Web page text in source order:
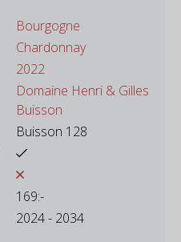
Bourgogne
Chardonnay
2022
Domaine Henri & Gilles
Buisson
Buisson 128
169:-
2024 - 2034